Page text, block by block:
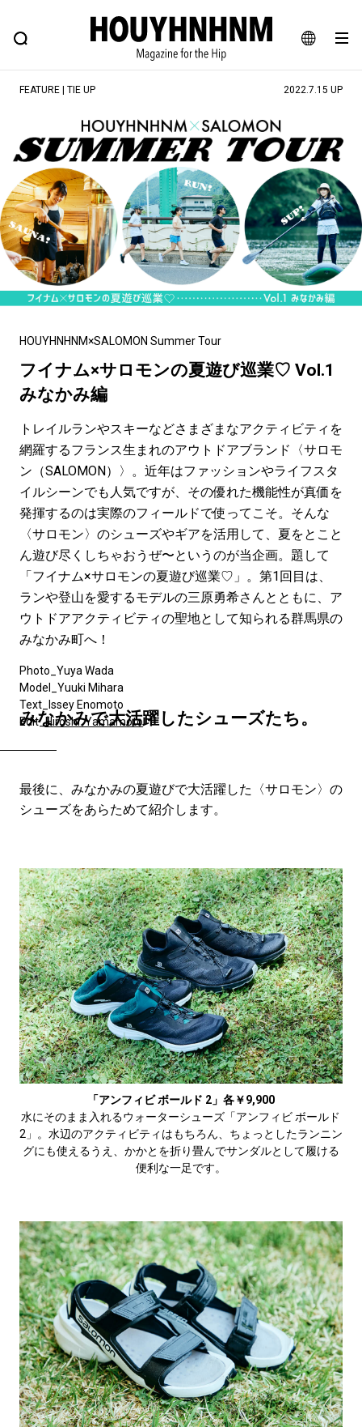
JA
EN
FEATURE BLOG SNAP
ヒップなファッション、カルチャー、ライフスタイルWEBマガジン
#注目のタグ
#SHOPPING ADDICT #憧れの逸品
#MONTHLY JOURNAL #ESSENTIAL DESIGNS
#NEW VINTAGE #古着サミット
#マイナーグッド図鑑 #フイナムのYouTube
#Commune H #FOCUS IT
#ととけん #FASHION #MUSIC #MOVIE
#LIFESTYLE #SNEAKER #OUTDOOR
#SPORTS #HANDSOME HANDBOOK
FEATURE | TIE UP 2022.7.15 UP
HOUYHNHNM×SALOMON Summer Tour
フイナム×サロモンの夏遊び巡業♡ Vol.1
みなかみ編
トレイルランやスキーなどさまざまなアクティビティを
網羅するフランス生まれのアウトドアブランド〈サロモ
ン（SALOMON）〉。近年はファッションやライフスタ
イルシーンでも人気ですが、その優れた機能性が真価を
発揮するのは実際のフィールドで使ってこそ。そんな
〈サロモン〉のシューズやギアを活用して、夏をとこと
ん遊び尽くしちゃおうぜ〜というのが当企画。題して
「フイナム×サロモンの夏遊び巡業♡」。第1回目は、
ランや登山を愛するモデルの三原勇希さんとともに、ア
ウトドアアクティビティの聖地として知られる群馬県の
みなかみ町へ！
Photo_Yuya Wada
Model_Yuuki Mihara
Text_Issey Enomoto
Edit_Hiroshi Yamamoto
みなかみで大活躍したシューズたち。
最後に、みなかみの夏遊びで大活躍した〈サロモン〉の
シューズをあらためて紹介します。
「アンフィビ ボールド 2」各￥9,900
水にそのまま入れるウォーターシューズ「アンフィビ ボールド
2」。水辺のアクティビティはもちろん、ちょっとしたランニン
グにも使えるうえ、かかとを折り畳んでサンダルとして履ける
便利な一足です。